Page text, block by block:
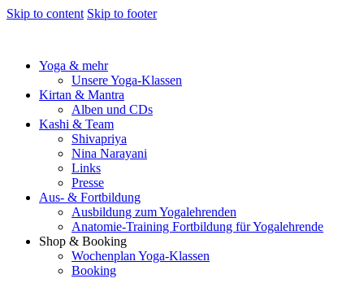
Skip to content Skip to footer
Yoga & mehr
Unsere Yoga-Klassen
Kirtan & Mantra
Alben und CDs
Kashi & Team
Shivapriya
Nina Narayani
Links
Presse
Aus- & Fortbildung
Ausbildung zum Yogalehrenden
Anatomie-Training Fortbildung für Yogalehrende
Shop & Booking
Wochenplan Yoga-Klassen
Booking